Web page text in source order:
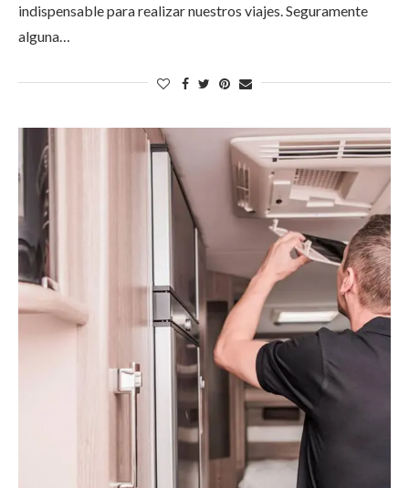
indispensable para realizar nuestros viajes. Seguramente
alguna…